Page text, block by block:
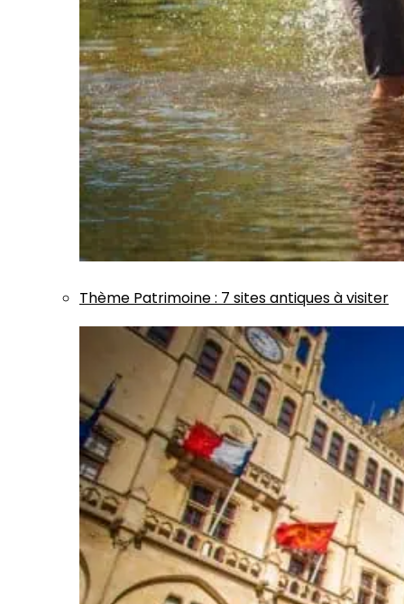
Thème Patrimoine: 7 sites antiques à visiter